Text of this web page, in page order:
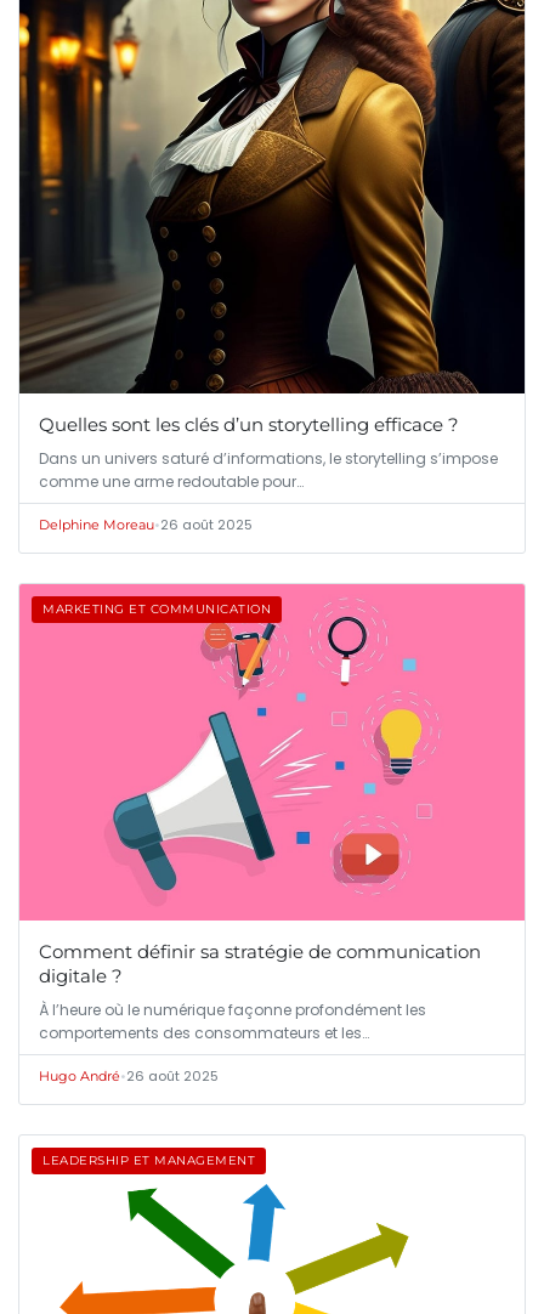
Quelles sont les clés d’un storytelling efficace ?
Dans un univers saturé d’informations, le storytelling s’impose
comme une arme redoutable pour…
Delphine Moreau•26 août 2025
MARKETING ET COMMUNICATION
Comment définir sa stratégie de communication
digitale ?
À l’heure où le numérique façonne profondément les
comportements des consommateurs et les…
Hugo André•26 août 2025
LEADERSHIP ET MANAGEMENT